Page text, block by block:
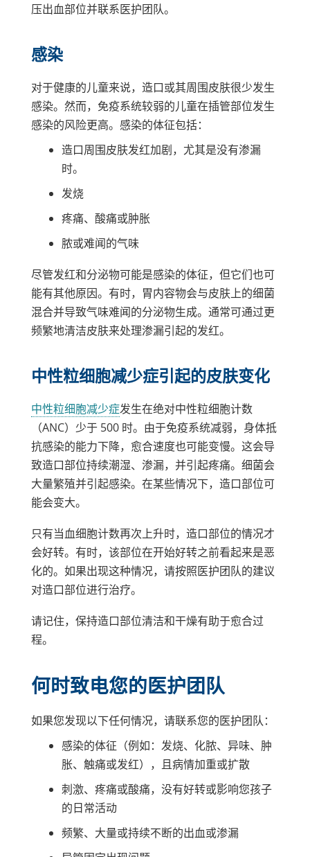
压出血部位并联系医护团队。
感染
对于健康的儿童来说，造口或其周围皮肤很少发生
感染。然而，免疫系统较弱的儿童在插管部位发生
感染的风险更高。感染的体征包括：
造口周围皮肤发红加剧，尤其是没有渗漏
时。
发烧
疼痛、酸痛或肿胀
脓或难闻的气味
尽管发红和分泌物可能是感染的体征，但它们也可
能有其他原因。有时，胃内容物会与皮肤上的细菌
混合并导致气味难闻的分泌物生成。通常可通过更
频繁地清洁皮肤来处理渗漏引起的发红。
中性粒细胞减少症引起的皮肤变化
中性粒细胞减少症发生在绝对中性粒细胞计数
（ANC）少于 500 时。由于免疫系统减弱，身体抵
抗感染的能力下降，愈合速度也可能变慢。这会导
致造口部位持续潮湿、渗漏，并引起疼痛。细菌会
大量繁殖并引起感染。在某些情况下，造口部位可
能会变大。
只有当血细胞计数再次上升时，造口部位的情况才
会好转。有时，该部位在开始好转之前看起来是恶
化的。如果出现这种情况，请按照医护团队的建议
对造口部位进行治疗。
请记住，保持造口部位清洁和干燥有助于愈合过
程。
何时致电您的医护团队
如果您发现以下任何情况，请联系您的医护团队：
感染的体征（例如：发烧、化脓、异味、肿
胀、触痛或发红），且病情加重或扩散
刺激、疼痛或酸痛，没有好转或影响您孩子
的日常活动
频繁、大量或持续不断的出血或渗漏